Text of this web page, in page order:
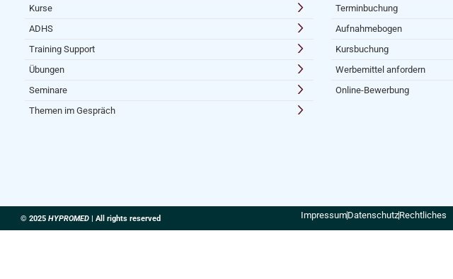
Kurse
ADHS
Training Support
Übungen
Seminare
Themen im Gespräch
Terminbuchung
Aufnahmebogen
Kursbuchung
Werbemittel anfordern
Online-Bewerbung
© 2025 HYPROMED | All rights reserved ImpressumDatenschutzRechtliches